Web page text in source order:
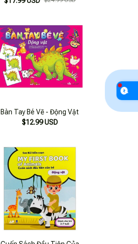
Bàn Tay Bé Vẽ - Động Vật
$12.99 USD